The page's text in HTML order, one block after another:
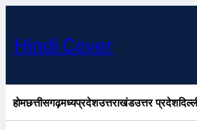
Hindi Cover
होमछत्तीसगढ़मध्यप्रदेशउत्तराखंडउत्तर प्रदेश